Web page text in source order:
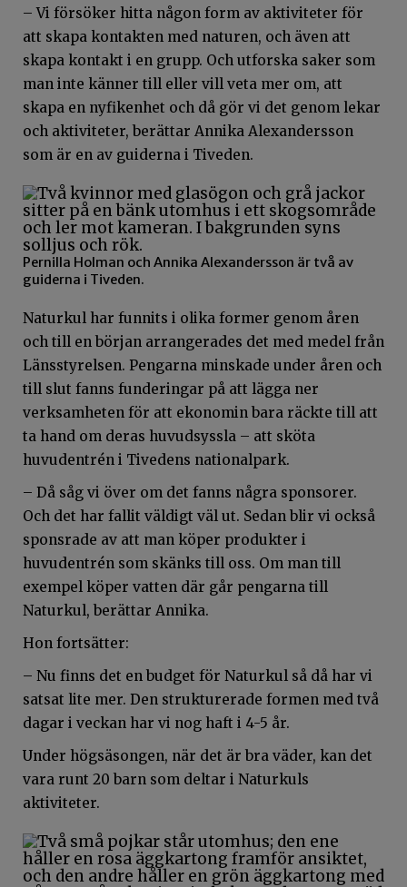
– Vi försöker hitta någon form av aktiviteter för
att skapa kontakten med naturen, och även att
skapa kontakt i en grupp. Och utforska saker som
man inte känner till eller vill veta mer om, att
skapa en nyfikenhet och då gör vi det genom lekar
och aktiviteter, berättar Annika Alexandersson
som är en av guiderna i Tiveden.
Pernilla Holman och Annika Alexandersson är två av
guiderna i Tiveden.
Naturkul har funnits i olika former genom åren
och till en början arrangerades det med medel från
Länsstyrelsen. Pengarna minskade under åren och
till slut fanns funderingar på att lägga ner
verksamheten för att ekonomin bara räckte till att
ta hand om deras huvudsyssla – att sköta
huvudentrén i Tivedens nationalpark.
– Då såg vi över om det fanns några sponsorer.
Och det har fallit väldigt väl ut. Sedan blir vi också
sponsrade av att man köper produkter i
huvudentrén som skänks till oss. Om man till
exempel köper vatten där går pengarna till
Naturkul, berättar Annika.
Hon fortsätter:
– Nu finns det en budget för Naturkul så då har vi
satsat lite mer. Den strukturerade formen med två
dagar i veckan har vi nog haft i 4-5 år.
Under högsäsongen, när det är bra väder, kan det
vara runt 20 barn som deltar i Naturkuls
aktiviteter.